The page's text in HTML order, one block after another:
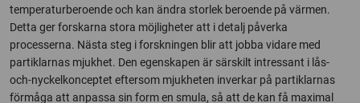
temperaturberoende och kan ändra storlek beroende på värmen.
Detta ger forskarna stora möjligheter att i detalj påverka
processerna. Nästa steg i forskningen blir att jobba vidare med
partiklarnas mjukhet. Den egenskapen är särskilt intressant i lås-
och-nyckelkonceptet eftersom mjukheten inverkar på partiklarnas
förmåga att anpassa sin form en smula, så att de kan få maximal